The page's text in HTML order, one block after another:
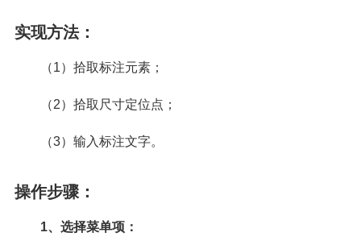
实现方法：
（1）拾取标注元素；
（2）拾取尺寸定位点；
（3）输入标注文字。
操作步骤：
1、选择菜单项：